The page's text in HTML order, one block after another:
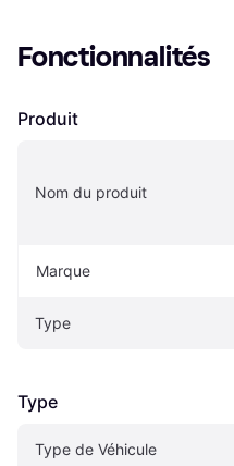
Fonctionnalités
Produit
Nom du produit
Marque
Type
Type
Type de Véhicule